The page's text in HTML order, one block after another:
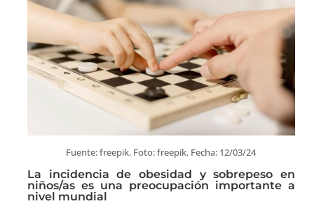
Fuente: freepik. Foto: freepik. Fecha: 12/03/24
La incidencia de obesidad y sobrepeso en
niños/as es una preocupación importante a
nivel mundial